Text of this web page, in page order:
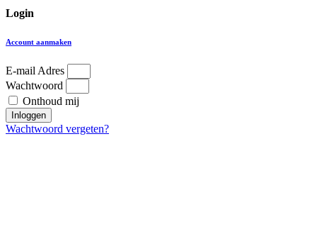
Login
Account aanmaken
E-mail Adres
Wachtwoord
Onthoud mij
Inloggen
Wachtwoord vergeten?